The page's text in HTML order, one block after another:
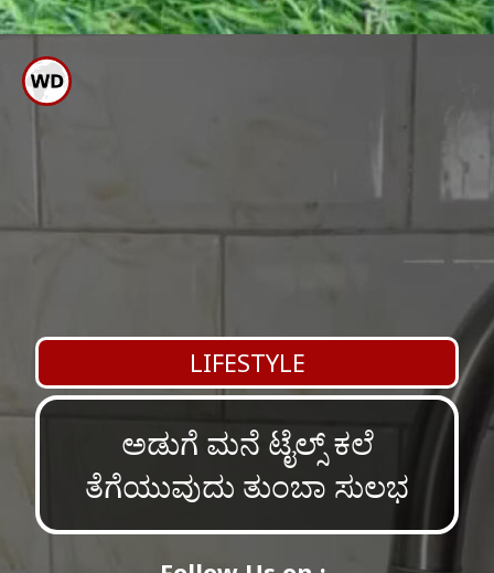
ಈ ರೀತಿ ನಿಯಮಿತವಾಗಿ ಮಾಡುತ್ತಿದ್ದರೆ ಕೈ
LIFESTYLE
ಅಡುಗೆ ಮನೆ ಟೈಲ್ಸ್ ಕಲೆ
ತೆಗೆಯುವುದು ತುಂಬಾ ಸುಲಭ